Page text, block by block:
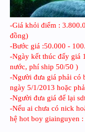
-Giá khỏi điểm :
đồng)
-Bước giá :50.000 -
-Ngày kết thúc đấy giá
nước, phí ship 50/50 )
-Người đưa giá phải có
ngày 5/1/2013 hoặc
-Người đưa giá để lại
-Nếu ai chưa có nick
hệ hot boy giainguyen :